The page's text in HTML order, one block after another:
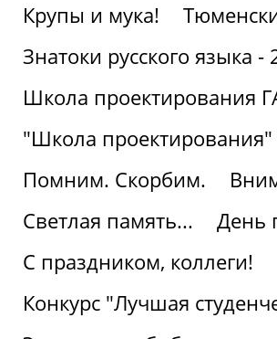
Крупы и мука!
Знатоки русского языка -
Школа проектирования
"Школа проектирования"
Помним. Скорбим.
Светлая память...
День
С праздником, коллеги!
Конкурс "Лучшая